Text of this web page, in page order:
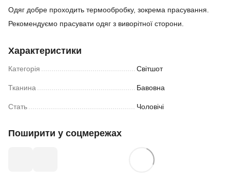
Одяг добре проходить термообробку, зокрема прасування.
Рекомендуємо прасувати одяг з виворітної сторони.
Характеристики
Категорія Світшот
Тканина Бавовна
Стать Чоловічі
Поширити у соцмережах